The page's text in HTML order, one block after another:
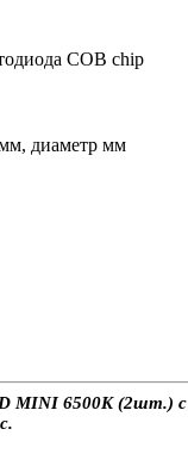
COB chip
диаметр мм
MINI 6500K (2шт.) с